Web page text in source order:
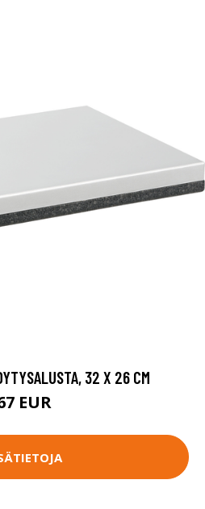
32 X 26 CM
EUR